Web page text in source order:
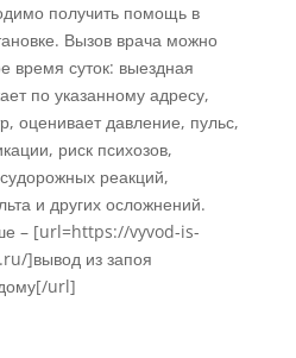
получить помощь в
Вызов врача можно
время суток: выездная
по указанному адресу,
оценивает давление, пульс,
риск психозов,
реакций,
и других осложнений.
– [url=https://vyvod-is-
]вывод из запоя
url]